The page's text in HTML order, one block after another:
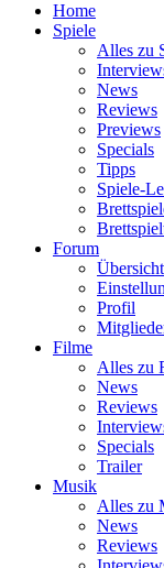
Home
Spiele
Alles zu
News
Reviews
Previews
Specials
Tipps
Spiele-
Forum
Übersicht
Profil
Filme
Alles zu
News
Reviews
Specials
Trailer
Musik
Alles zu
News
Reviews